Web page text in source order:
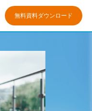
無料資料ダウンロード